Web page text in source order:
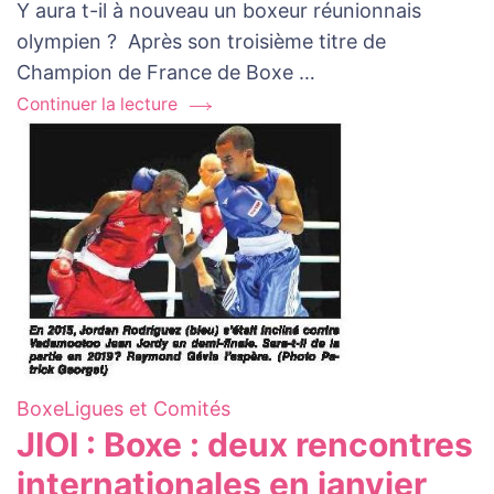
sujet
de
Objectif
Tokyo
2020
pour
Jordan
Rodriguez
en
Boxe
Y aura t-il à nouveau un boxeur réunionnais
olympien ? Après son troisième titre de
Champion de France de Boxe …
Continuer la lecture
BoxeLigues et Comités
JIOI : Boxe : deux rencontres
internationales en janvier